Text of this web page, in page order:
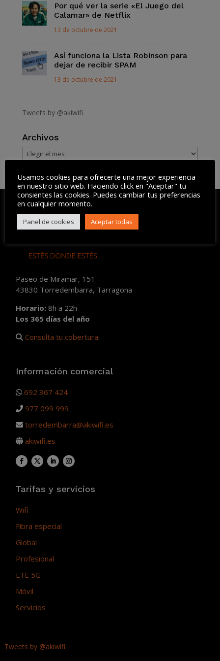
Por qué ver la serie «El Juego del
Calamar» de Netflix
13 de octubre de 2021
Así funciona la Lista Robinson para
dejar de recibir SPAM
13 de octubre de 2021
Tweets by @akiwifi
Archivos
Archivos
Paseo de Miramar, 151
43830 Torredembarra, Tarragona
Horario: 8h a 22h
Los 365 días del año
Consulta tu cobertura
Información comercial
692 367 424
977 099 999
torredembarra@akiwifi.es
akiwifi.es
Tarifas y servicios
Wifi
Fibra especial
Global
Profesional
LTE 5G
Móvil
Servicios
Tweets by @akiwifi
Usamos cookies para ofrecerte una mejor experiencia
en nuestro sitio web. Haciendo click en "Aceptar" tu
consientes las cookies. Puedes cambiar tus preferencias
en cualquier momento.
Panel de cookies Aceptar todas